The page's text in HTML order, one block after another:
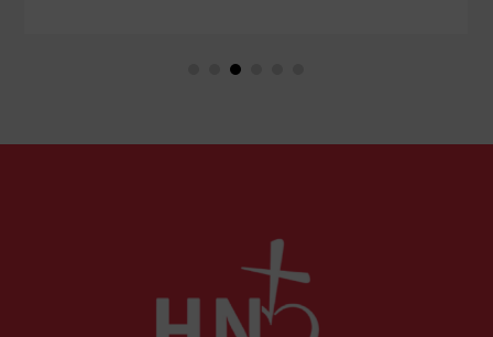
un système liberticide de surveillance et de